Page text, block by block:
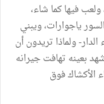
فيها كما شاء،
ياجوارات، ويبني
ولماذا تريدون أن
بعينه تهافت جيرانه
الأكشاك فوق